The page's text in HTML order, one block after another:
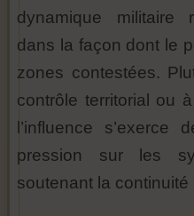
dynamique militaire
dans la façon dont le
zones contestées.
contrôle territorial ou
l’influence
pression sur les
soutenant la